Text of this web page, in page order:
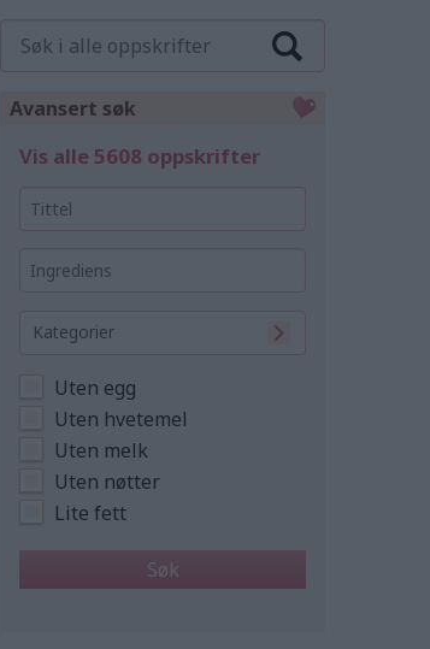
Avansert søk
Vis alle 5608 oppskrifter
Kategorier
Uten egg
Uten hvetemel
Uten melk
Uten nøtter
Lite fett